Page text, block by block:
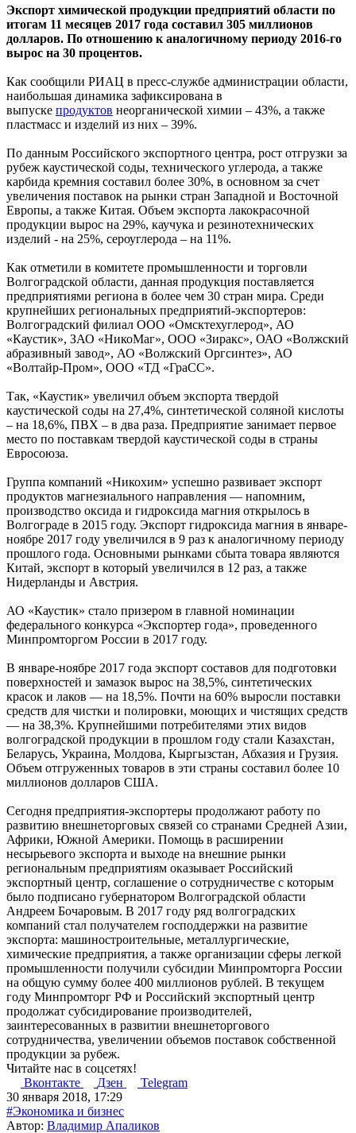
Экспорт химической продукции предприятий области по
итогам 11 месяцев 2017 года составил 305 миллионов
долларов. По отношению к аналогичному периоду 2016-го
вырос на 30 процентов.
Как сообщили РИАЦ в пресс-службе администрации области,
наибольшая динамика зафиксирована в
выпуске продуктов неорганической химии – 43%, а также
пластмасс и изделий из них – 39%.
По данным Российского экспортного центра, рост отгрузки за
рубеж каустической соды, технического углерода, а также
карбида кремния составил более 30%, в основном за счет
увеличения поставок на рынки стран Западной и Восточной
Европы, а также Китая. Объем экспорта лакокрасочной
продукции вырос на 29%, каучука и резинотехнических
изделий - на 25%, сероуглерода – на 11%.
Как отметили в комитете промышленности и торговли
Волгоградской области, данная продукция поставляется
предприятиями региона в более чем 30 стран мира. Среди
крупнейших региональных предприятий-экспортеров:
Волгоградский филиал ООО «Омсктехуглерод», АО
«Каустик», ЗАО «НикоМаг», ООО «Зиракс», ОАО «Волжский
абразивный завод», АО «Волжский Оргсинтез», АО
«Волтайр-Пром», ООО «ТД «ГраСС».
Так, «Каустик» увеличил объем экспорта твердой
каустической соды на 27,4%, синтетической соляной кислоты
– на 18,6%, ПВХ – в два раза. Предприятие занимает первое
место по поставкам твердой каустической соды в страны
Евросоюза.
Группа компаний «Никохим» успешно развивает экспорт
продуктов магнезиального направления — напомним,
производство оксида и гидроксида магния открылось в
Волгограде в 2015 году. Экспорт гидроксида магния в январе-
ноябре 2017 году увеличился в 9 раз к аналогичному периоду
прошлого года. Основными рынками сбыта товара являются
Китай, экспорт в который увеличился в 12 раз, а также
Нидерланды и Австрия.
АО «Каустик» стало призером в главной номинации
федерального конкурса «Экспортер года», проведенного
Минпромторгом России в 2017 году.
В январе-ноябре 2017 года экспорт составов для подготовки
поверхностей и замазок вырос на 38,5%, синтетических
красок и лаков — на 18,5%. Почти на 60% выросли поставки
средств для чистки и полировки, моющих и чистящих средств
— на 38,3%. Крупнейшими потребителями этих видов
волгоградской продукции в прошлом году стали Казахстан,
Беларусь, Украина, Молдова, Кыргызстан, Абхазия и Грузия.
Объем отгруженных товаров в эти страны составил более 10
миллионов долларов США.
Сегодня предприятия-экспортеры продолжают работу по
развитию внешнеторговых связей со странами Средней Азии,
Африки, Южной Америки. Помощь в расширении
несырьевого экспорта и выходе на внешние рынки
региональным предприятиям оказывает Российский
экспортный центр, соглашение о сотрудничестве с которым
было подписано губернатором Волгоградской области
Андреем Бочаровым. В 2017 году ряд волгоградских
компаний стал получателем господдержки на развитие
экспорта: машиностроительные, металлургические,
химические предприятия, а также организации сферы легкой
промышленности получили субсидии Минпромторга России
на общую сумму более 400 миллионов рублей. В текущем
году Минпромторг РФ и Российский экспортный центр
продолжат субсидирование производителей,
заинтересованных в развитии внешнеторгового
сотрудничества, увеличении объемов поставок собственной
продукции за рубеж.
Читайте нас в соцсетях!
Вконтакте
Дзен
Telegram
30 января 2018, 17:29
#Экономика и бизнес
Автор: Владимир Апаликов